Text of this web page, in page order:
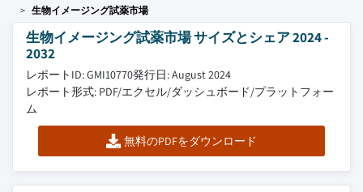
生物イメージング試薬市場
生物イメージング試薬市場 サイズとシェア 2024 -
2032
レポートID: GMI10770発行日: August 2024
レポート形式: PDF/エクセル/ダッシュボード/プラットフォー
ム
無料のPDFをダウンロード